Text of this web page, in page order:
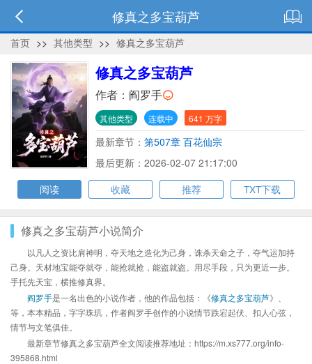
修真之多宝葫芦
首页 >> 其他类型 >> 修真之多宝葫芦
修真之多宝葫芦
作者： 阎罗手
其他类型 连载中 641 万字
最新章节： 第507章 百花仙宗
最后更新：2026-02-07 21:17:00
阅读
收藏 推荐 TXT下载
修真之多宝葫芦小说简介
以凡人之资比肩神明，夺天地之造化为己身，诛杀天命之子，夺气运加持
己身。天材地宝能夺就夺，能抢就抢，能盗就盗。用尽手段，只为更近一步。
手托先天宝，横推修真界。
阎罗手是一名出色的小说作者，他的作品包括：《修真之多宝葫芦》、
等，本本精品，字字珠玑，作者阎罗手创作的小说情节跌宕起伏、扣人心弦，
情节与文笔俱佳。
最新章节修真之多宝葫芦全文阅读推荐地址：https://m.xs777.org/info-
395868.html